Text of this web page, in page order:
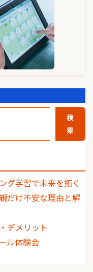
検
索
グ学習で未来を拓く
だけ不安な理由と解
デメリット
ル体験会